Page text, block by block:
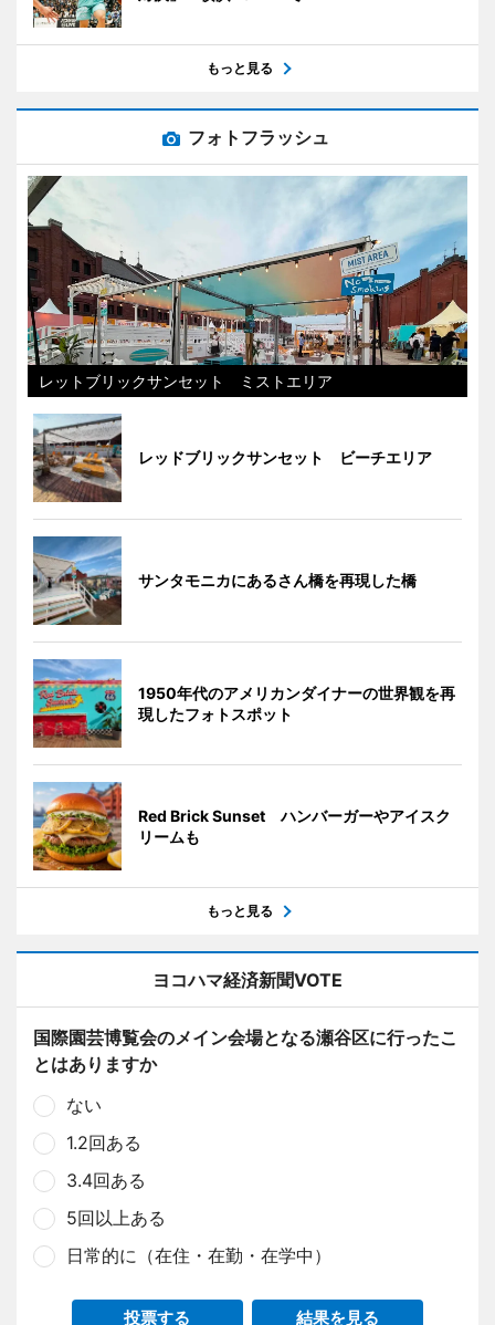
もっと見る
フォトフラッシュ
レットブリックサンセット ミストエリア
レッドブリックサンセット ビーチエリア
サンタモニカにあるさん橋を再現した橋
1950年代のアメリカンダイナーの世界観を再
現したフォトスポット
Red Brick Sunset ハンバーガーやアイスク
リームも
もっと見る
ヨコハマ経済新聞VOTE
国際園芸博覧会のメイン会場となる瀬谷区に行ったこ
とはありますか
ない
1.2回ある
3.4回ある
5回以上ある
日常的に（在住・在勤・在学中）
投票する 結果を見る